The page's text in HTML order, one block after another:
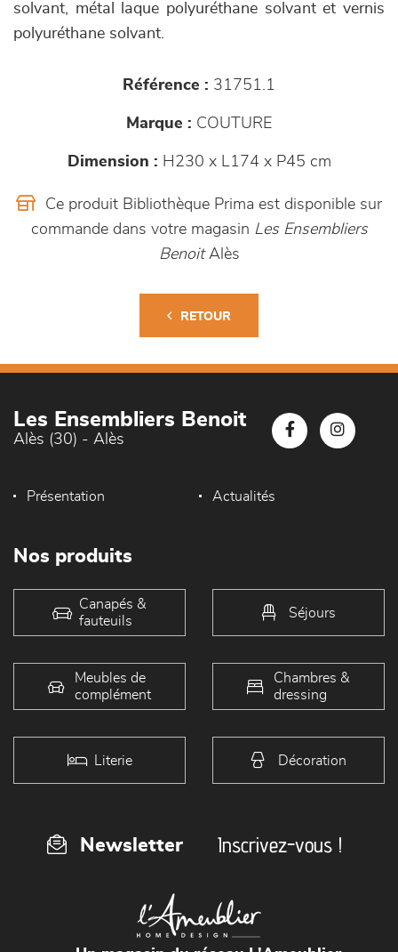
solvant, métal laque polyuréthane solvant et vernis
polyuréthane solvant.
Référence : 31751.1
Marque : COUTURE
Dimension : H230 x L174 x P45 cm
Ce produit Bibliothèque Prima est disponible sur
commande dans votre magasin Les Ensembliers
BenoitAlès
RETOUR
Les Ensembliers Benoit
Alès (30) - Alès
Présentation Actualités
Nos produits
Canapés &
fauteuils
Séjours
Meubles de
complément
Chambres &
dressing
Literie Décoration
Newsletter Inscrivez-vous !